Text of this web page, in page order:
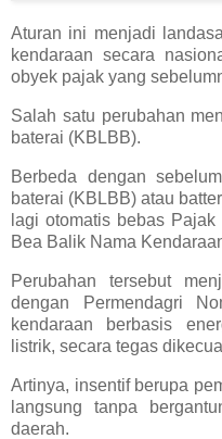
Aturan ini menjadi
kendaraan secara
obyek pajak yang
Salah satu perubahan
baterai (KBLBB).
Berbeda dengan
baterai (KBLBB) atau
lagi otomatis bebas
Bea Balik Nama
Perubahan tersebut
dengan Permendagri
kendaraan berbasis
listrik, secara tegas
Artinya, insentif berupa
langsung tanpa
daerah.